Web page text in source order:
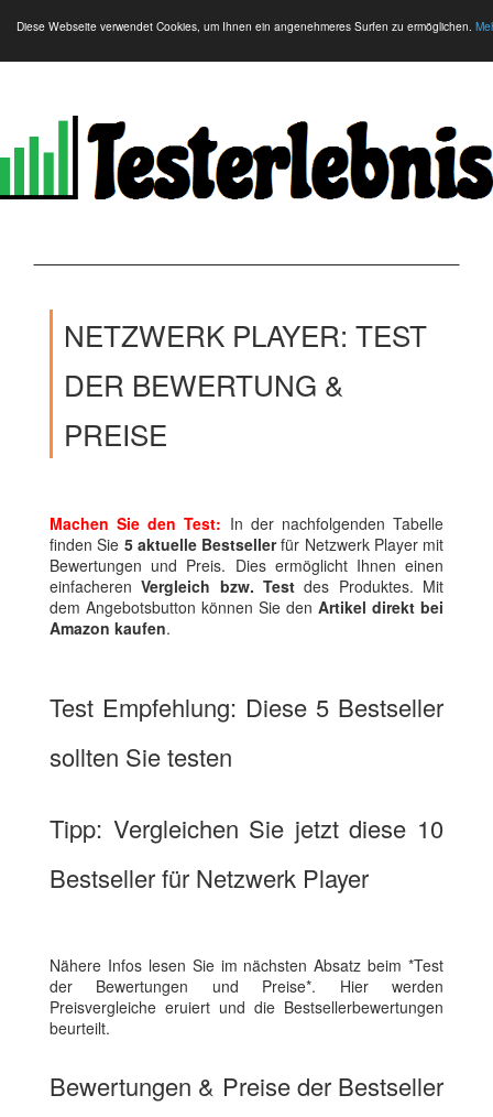
Diese Webseite verwendet Cookies, um Ihnen ein angenehmeres Surfen zu ermöglichen.
NETZWERK PLAYER: TEST
DER BEWERTUNG &
PREISE
Machen Sie den Test: In der nachfolgenden Tabelle
finden Sie 5 aktuelle Bestsellerfür Netzwerk Player mit
Bewertungen und Preis. Dies ermöglicht Ihnen einen
einfacherenVergleich bzw. Test des Produktes. Mit
dem Angebotsbutton können Sie den Artikel direkt bei
Amazon kaufen.
Test Empfehlung: Diese 5 Bestseller
sollten Sie testen
Tipp: Vergleichen Sie jetzt diese 10
Bestseller für Netzwerk Player
Nähere Infos lesen Sie im nächsten Absatz beim *Test
der Bewertungen und Preise*. Hier werden
Preisvergleiche eruiert und die Bestsellerbewertungen
beurteilt.
Bewertungen & Preise der Bestseller